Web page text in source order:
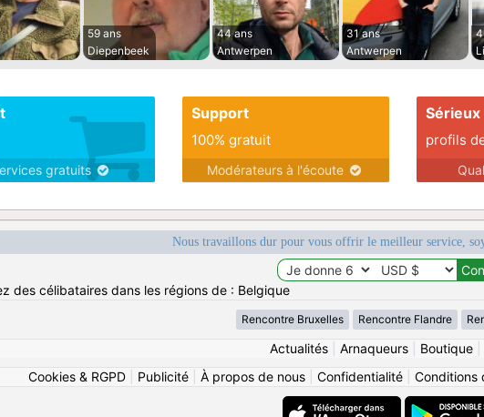
59 ans
Diepenbeek
44 ans
Antwerpen
31 ans
Antwerpen
gratuits
Support
100% gratuit
Modérateurs à l'écoute
Sérieux
profils
Nous travaillons dur pour vous offrir le meilleur service,
des célibataires dans les régions de : Belgique
Rencontre Bruxelles Rencontre Flandre
Actualités| Arnaqueurs| Boutique|
Cookies & RGPD| Publicité| À propos de nous| Confidentialité| Conditions